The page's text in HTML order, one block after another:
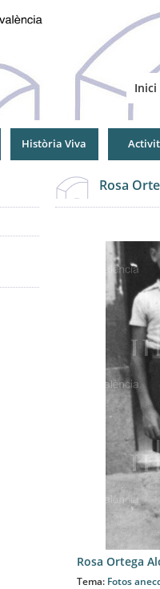
Inici
Història Viva
Rosa
Rosa Ortega
Tema: Fotos